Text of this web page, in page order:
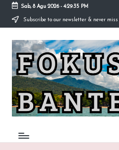
Skip
content
Sab, 8 Agu 2026- 4:29:35 PM
Subscribe to our newsletter & never
F
O
K
U
S-
B